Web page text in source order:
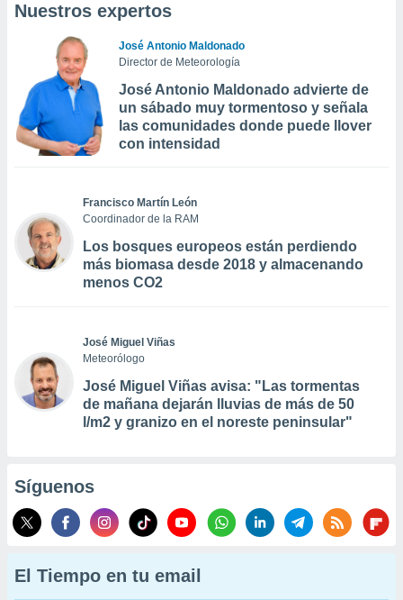
Nuestros expertos
José Antonio Maldonado
Director de Meteorología
José Antonio Maldonado advierte de
un sábado muy tormentoso y señala
las comunidades donde puede llover
con intensidad
Francisco Martín León
Coordinador de la RAM
Los bosques europeos están perdiendo
más biomasa desde 2018 y almacenando
menos CO2
José Miguel Viñas
Meteorólogo
José Miguel Viñas avisa: "Las tormentas
de mañana dejarán lluvias de más de 50
l/m2 y granizo en el noreste peninsular"
Síguenos
El Tiempo en tu email